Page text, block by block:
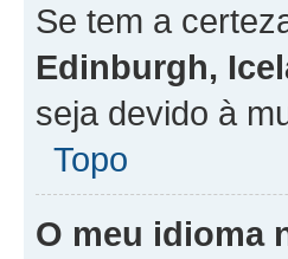
Se tem a
Edinburgh,
seja devido à
Topo
O meu idioma